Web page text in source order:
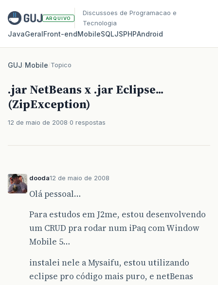
ARQUIVO
Discussoes de Programacao e
Tecnologia
JavaGeralFront‑endMobileSQLJSPHPAndroid
GUJ/Mobile/Topico
.jar NetBeans x .jar Eclipse...
(ZipException)
12 de maio de 2008 0 respostas
dooda12 de maio de 2008
Olá pessoal…
Para estudos em J2me, estou desenvolvendo
um CRUD pra rodar num iPaq com Window
Mobile 5…
instalei nele a Mysaifu, estou utilizando
eclipse pro código mais puro, e netBenas